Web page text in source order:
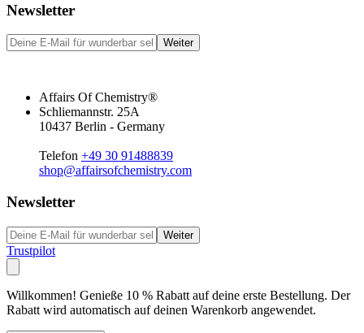
Newsletter
Weiter
Affairs Of Chemistry®
Schliemannstr. 25A
10437 Berlin - Germany
Telefon +49 30 91488839
shop@affairsofchemistry.com
Newsletter
Weiter
Trustpilot
Willkommen! Genieße 10 % Rabatt auf deine erste Bestellung. Der
Rabatt wird automatisch auf deinen Warenkorb angewendet.